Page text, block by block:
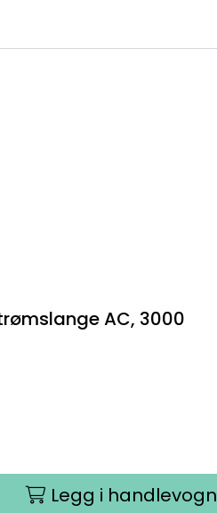
AC, 3000
Legg i handlevogn